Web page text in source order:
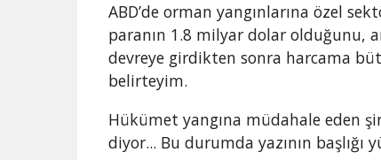
ABD’de orman yangınlarına özel
paranın 1.8 milyar dolar olduğunu,
devreye girdikten sonra harcama
belirteyim.
Hükümet yangına müdahale eden
diyor... Bu durumda yazının